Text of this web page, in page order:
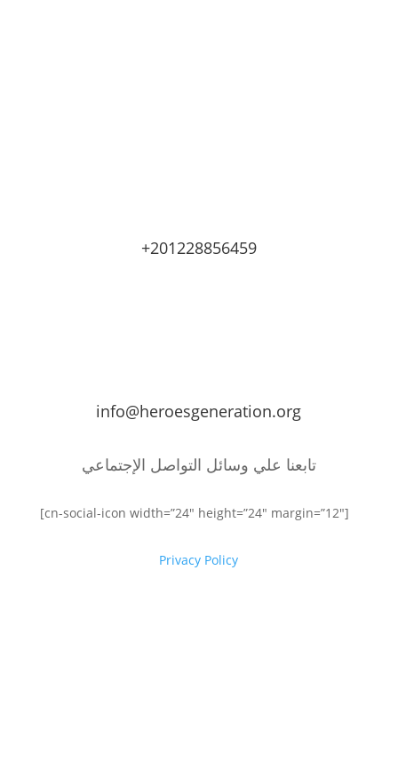
+201228856459
info@heroesgeneration.org
تابعنا علي وسائل التواصل الإجتماعي
[cn-social-icon width=”24″ height=”24″ margin=”12″]
Privacy Policy